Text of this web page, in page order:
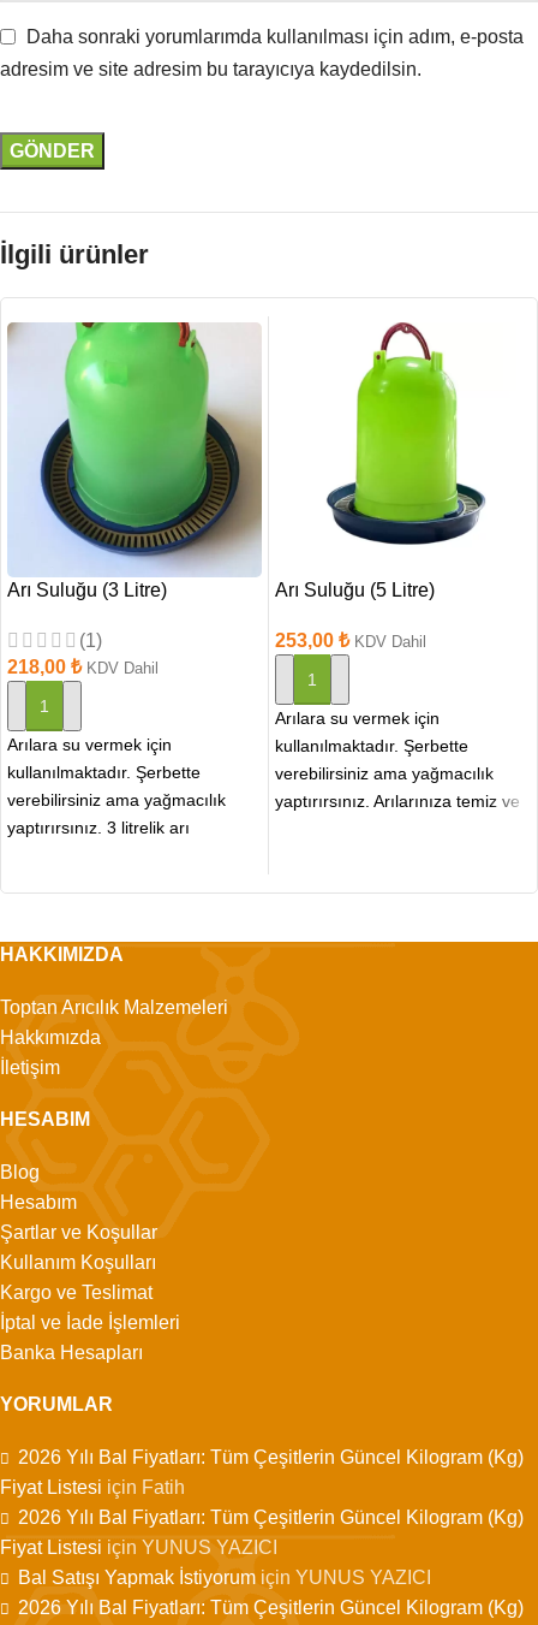
Daha sonraki yorumlarımda kullanılması için adım, e-posta
adresim ve site adresim bu tarayıcıya kaydedilsin.
İlgili ürünler
Arı Suluğu (3 Litre)
(1)
218,00 ₺ KDV Dahil
SEPETE EKLE
Arılara su vermek için
kullanılmaktadır. Şerbette
verebilirsiniz ama yağmacılık
yaptırırsınız. 3 litrelik arı
Arı Suluğu (5 Litre)
253,00 ₺ KDV Dahil
SEPETE EKLE
Arılara su vermek için
kullanılmaktadır. Şerbette
verebilirsiniz ama yağmacılık
yaptırırsınız. Arılarınıza temiz ve
HAKKIMIZDA
Toptan Arıcılık Malzemeleri
Hakkımızda
İletişim
HESABIM
Blog
Hesabım
Şartlar ve Koşullar
Kullanım Koşulları
Kargo ve Teslimat
İptal ve İade İşlemleri
Banka Hesapları
YORUMLAR
2026 Yılı Bal Fiyatları: Tüm Çeşitlerin Güncel Kilogram (Kg)
Fiyat Listesi için Fatih
2026 Yılı Bal Fiyatları: Tüm Çeşitlerin Güncel Kilogram (Kg)
Fiyat Listesi için YUNUS YAZICI
Bal Satışı Yapmak İstiyorum için YUNUS YAZICI
2026 Yılı Bal Fiyatları: Tüm Çeşitlerin Güncel Kilogram (Kg)